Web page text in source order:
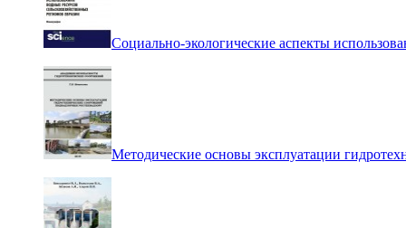
Социально-экологические аспекты
Методические основы эксплуатации